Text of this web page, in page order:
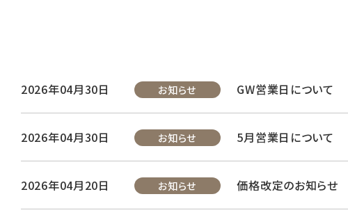
2026年04月30日 お知らせ GW営業日について
2026年04月30日 お知らせ 5月営業日について
2026年04月20日 お知らせ 価格改定のお知らせ